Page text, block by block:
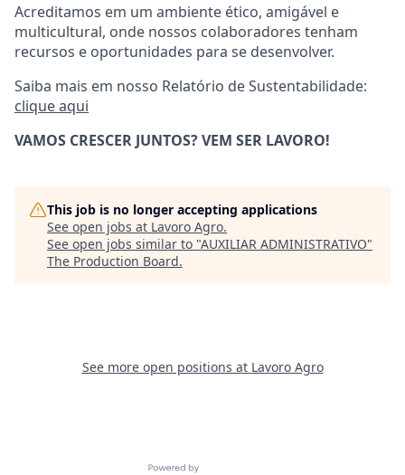
Acreditamos em um ambiente ético, amigável e
multicultural, onde nossos colaboradores tenham
recursos e oportunidades para se desenvolver.
Saiba mais em nosso Relatório de Sustentabilidade:
clique aqui
VAMOS CRESCER JUNTOS? VEM SER LAVORO!
This job is no longer accepting applications
See open jobs at Lavoro Agro.
See open jobs similar to "AUXILIAR ADMINISTRATIVO"
The Production Board.
See more open positions at Lavoro Agro